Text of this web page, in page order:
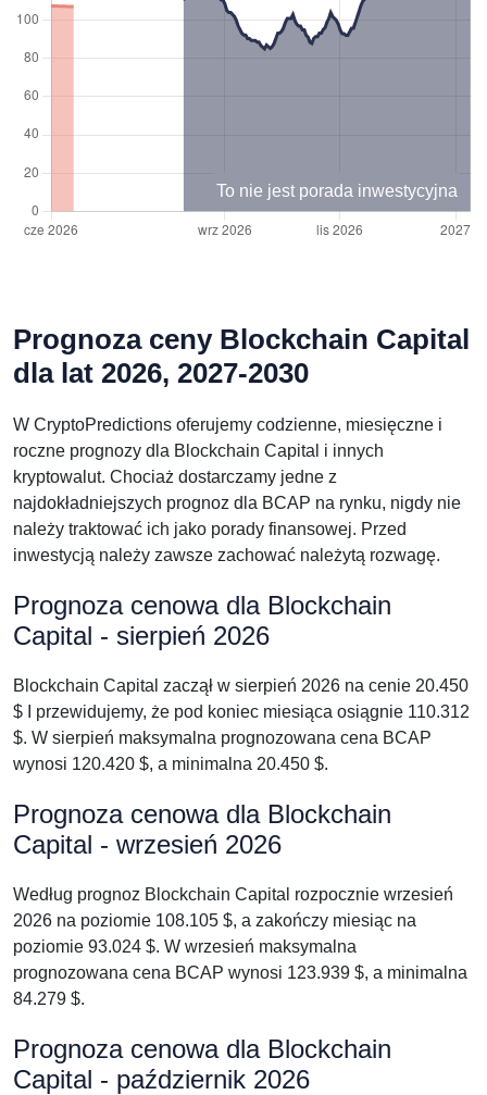
To nie jest porada inwestycyjna
Prognoza ceny Blockchain Capital
dla lat 2026, 2027-2030
W CryptoPredictions oferujemy codzienne, miesięczne i
roczne prognozy dla Blockchain Capital i innych
kryptowalut. Chociaż dostarczamy jedne z
najdokładniejszych prognoz dla BCAP na rynku, nigdy nie
należy traktować ich jako porady finansowej. Przed
inwestycją należy zawsze zachować należytą rozwagę.
Prognoza cenowa dla Blockchain
Capital - sierpień 2026
Blockchain Capital zaczął w sierpień 2026 na cenie 20.450
$ I przewidujemy, że pod koniec miesiąca osiągnie 110.312
$. W sierpień maksymalna prognozowana cena BCAP
wynosi 120.420 $, a minimalna 20.450 $.
Prognoza cenowa dla Blockchain
Capital - wrzesień 2026
Według prognoz Blockchain Capital rozpocznie wrzesień
2026 na poziomie 108.105 $, a zakończy miesiąc na
poziomie 93.024 $. W wrzesień maksymalna
prognozowana cena BCAP wynosi 123.939 $, a minimalna
84.279 $.
Prognoza cenowa dla Blockchain
Capital - październik 2026